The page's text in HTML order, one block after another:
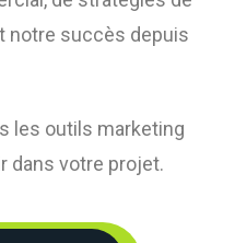
notre succès depuis
les outils marketing
dans votre projet.